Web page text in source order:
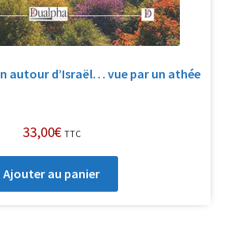
autour d’Israël… vue par un athée
33,00€ TTC
Ajouter au panier